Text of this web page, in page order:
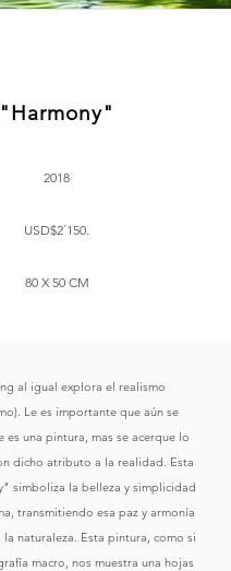
"Harmony"
2018
USD$2´150.
80 X 50 CM
al igual explora el realismo
Le es importante que aún se
es una pintura, mas se acerque lo
dicho atributo a la realidad. Esta
simboliza la belleza y simplicidad
transmitiendo esa paz y armonía
naturaleza. Esta pintura, como si
macro, nos muestra una hojas